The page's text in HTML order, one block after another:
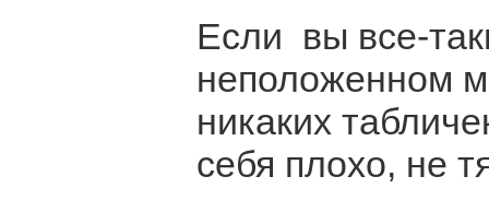
Если вы все-
неположенном
никаких
себя плохо, не